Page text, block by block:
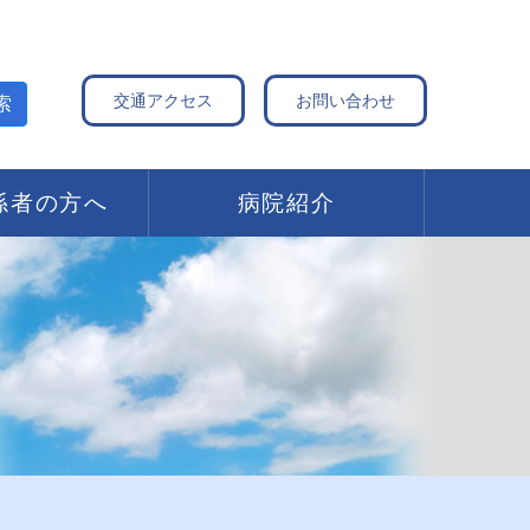
交通アクセス お問い合わせ
者の方へ 病院紹介